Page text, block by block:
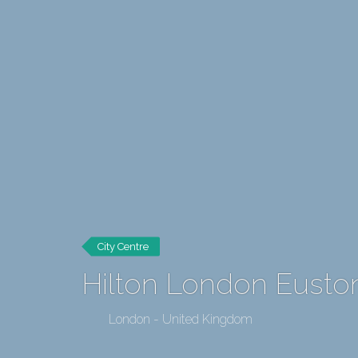
City Centre
Hilton London
London - United Kingdom